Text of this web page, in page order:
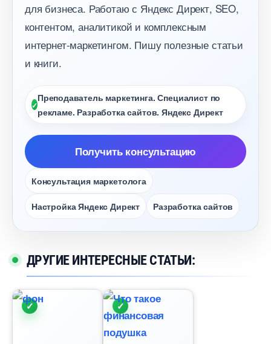
для бизнеса. Работаю с Яндекс Директ, SEO,
контентом, аналитикой и комплексным
интернет-маркетингом. Пишу полезные статьи
и книги.
Преподаватель маркетинга. Специалист по
рекламе. Разработка сайтов. Яндекс Директ
Получить консультацию
Консультация маркетолога
Настройка Яндекс Директ Разработка сайто
ДРУГИЕ ИНТЕРЕСНЫЕ СТАТЬИ: